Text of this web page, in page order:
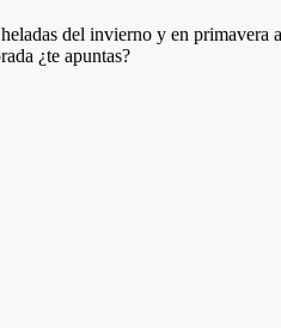
del invierno y en
¿te apuntas?